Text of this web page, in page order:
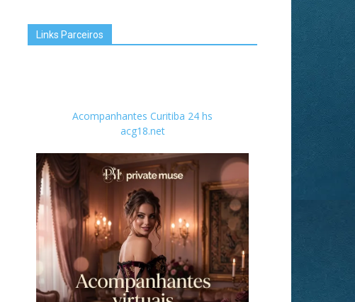
Links Parceiros
Acompanhantes Curitiba 24 hs
acg18.net